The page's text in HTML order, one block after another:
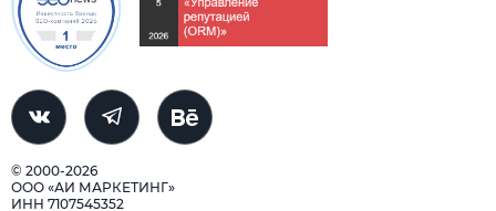
© 2000-2026
ООО «АИ МАРКЕТИНГ»
ИНН 7107545352